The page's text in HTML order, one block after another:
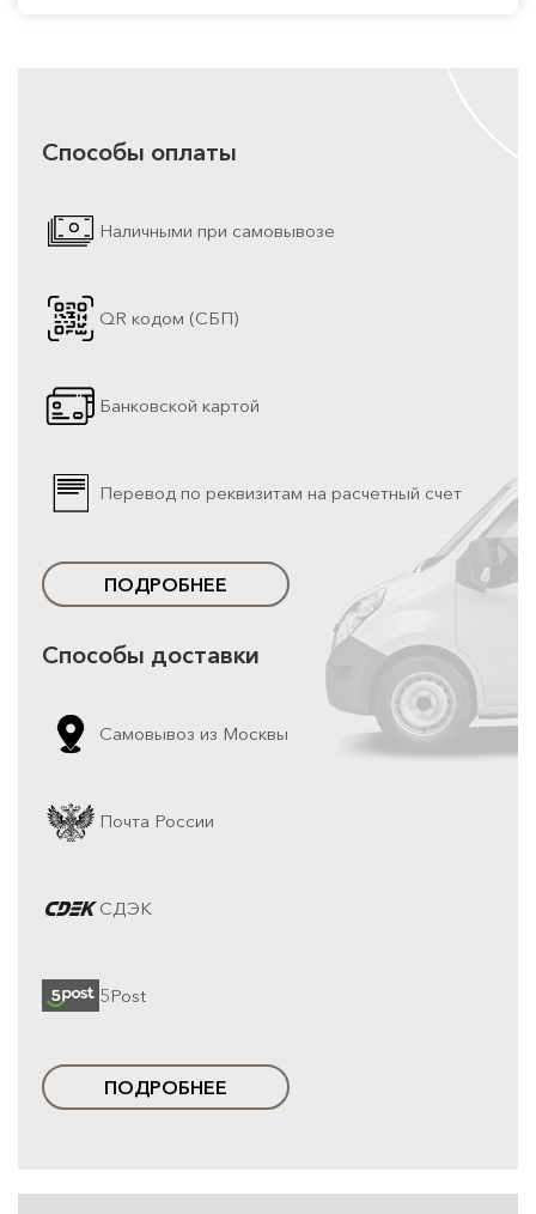
Способы оплаты
Наличными при самовывозе
QR кодом (СБП)
Банковской картой
Перевод по реквизитам на расчетный счет
ПОДРОБНЕЕ
Способы доставки
Самовывоз из Москвы
Почта России
СДЭК
5Post
ПОДРОБНЕЕ